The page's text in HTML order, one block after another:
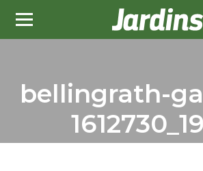
bellingrath-